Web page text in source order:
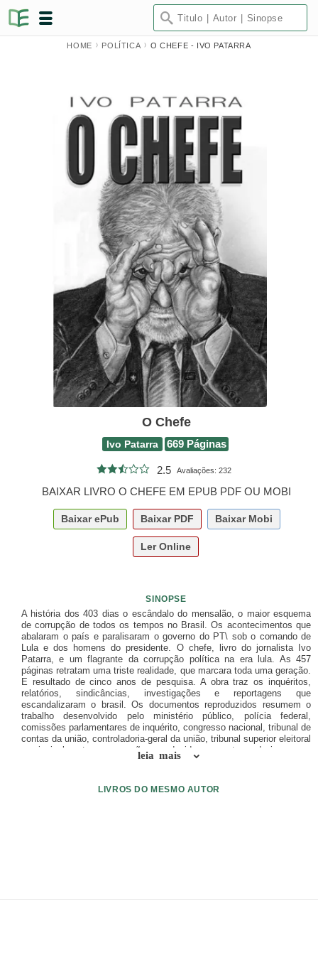
HOME POLÍTICA O CHEFE - IVO PATARRA
O Chefe
Ivo Patarra 669 Páginas
2.5 Avaliações: 232
BAIXAR LIVRO O CHEFE EM EPUB PDF OU MOBI
Baixar ePub Baixar PDF Baixar Mobi
Ler Online
SINOPSE
A história dos 403 dias o escândalo do mensalão, o maior esquema
de corrupção de todos os tempos no Brasil. Os acontecimentos que
abalaram o país e paralisaram o governo do PT\ sob o comando de
Lula e dos homens do presidente. O chefe, livro do jornalista Ivo
Patarra, e um flagrante da corrupção política na era lula. As 457
páginas retratam uma triste realidade, que marcara toda uma geração.
E resultado de cinco anos de pesquisa. A obra traz os inquéritos,
relatórios, sindicâncias, investigações e reportagens que
escandalizaram o brasil. Os documentos reproduzidos resumem o
trabalho desenvolvido pelo ministério público, polícia federal,
comissões parlamentares de inquérito, congresso nacional, tribunal de
contas da união, controladoria-geral da união, tribunal superior eleitoral
e principalmente as apurações conduzidas por setores da imprensa,
que contribuíram decisivamente para revelar detalhes do escândalo
se tem noticias no Brasil, em todos os tempos. Ivo Patarra, 51 anos,
atuou como repórter nos principais jornais de São Paulo. Respondeu
leia mais
LIVROS DO MESMO AUTOR